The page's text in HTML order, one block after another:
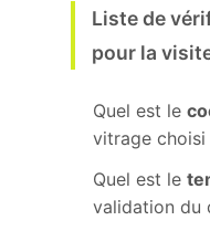
Liste de
pour la
Quel est le
vitrage choisi
Quel est le
validation du